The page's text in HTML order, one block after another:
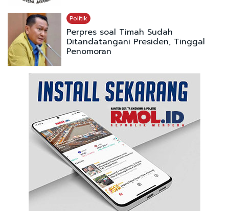
Politik
Perpres soal Timah Sudah
Ditandatangani Presiden, Tinggal
Penomoran